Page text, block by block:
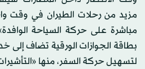
مزيد من رحلات الطيران في وقت
مباشرة على حركة السياحة
بطاقة الجوازات الورقية تضاف إلى
لتسهيل حركة السفر، منها